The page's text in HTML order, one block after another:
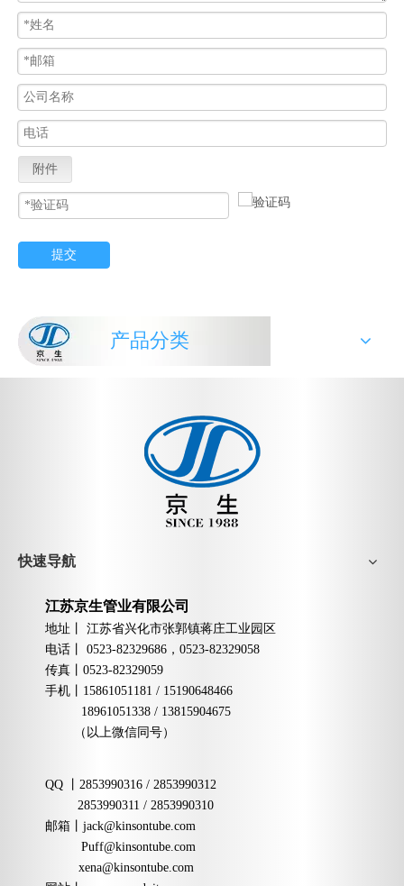
附件
提交
产品分类
快速导航
江苏京生管业有限公司
地址丨 江苏省兴化市张郭镇蒋庄工业园区
电话丨 0523-82329686，0523-82329058
传真丨 0523-82329059
手机
15861051181 / 15190648466
18961051338 / 13815904675
（以上微信同号）
QQ
2853990316 / 2853990312
2853990311 / 2853990310
邮箱
jack@kinsontube.com
Puff@kinsontube.com
xena@kinsontube.com